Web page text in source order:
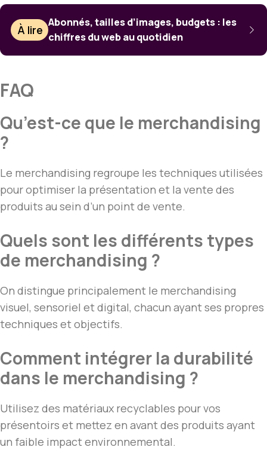
À lire
Abonnés, tailles d’images, budgets : les
chiffres du web au quotidien
FAQ
Qu’est-ce que le merchandising
?
Le merchandising regroupe les techniques utilisées
pour optimiser la présentation et la vente des
produits au sein d’un point de vente.
Quels sont les différents types
de merchandising ?
On distingue principalement le merchandising
visuel, sensoriel et digital, chacun ayant ses propres
techniques et objectifs.
Comment intégrer la durabilité
dans le merchandising ?
Utilisez des matériaux recyclables pour vos
présentoirs et mettez en avant des produits ayant
un faible impact environnemental.